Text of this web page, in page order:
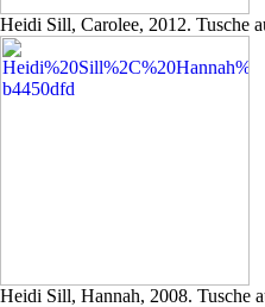
Heidi Sill, Carolee, 2012. Tusche
Heidi Sill, Hannah, 2008. Tusche